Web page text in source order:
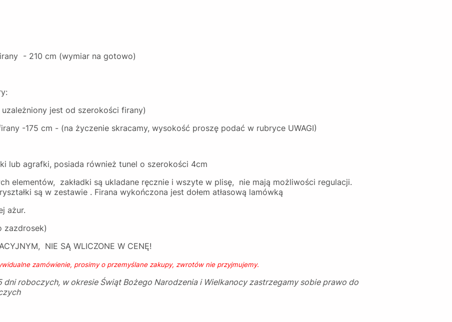
- 210 cm (wymiar na gotowo)
jest od szerokości firany)
-175 cm - (na życzenie skracamy, wysokość proszę podać w rubryce UWAGI)
lub agrafki, posiada również tunel o szerokości 4cm
elementów, zakładki są ukladane ręcznie i wszyte w plisę, nie mają możliwości regulacji.
są w zestawie . Firana wykończona jest dołem atłasową lamówką
ażur.
zazdrosek)
NIE SĄ WLICZONE W CENĘ!
zamówienie, prosimy o przemyślane zakupy, zwrotów nie przyjmujemy.
dni roboczych, w okresie Świąt Bożego Narodzenia i Wielkanocy zastrzegamy sobie prawo do